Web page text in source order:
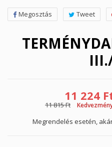
Megosztás Tweet
11 224
11 815 Ft
Megrendelés esetén,